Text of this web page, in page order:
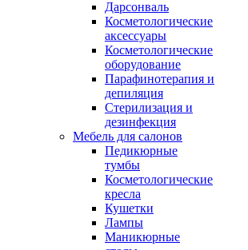
Дарсонваль
Косметологические
аксессуары
Косметологические
оборудование
Парафинотерапия и
депиляция
Стерилизация и
дезинфекция
Мебель для салонов
Педикюрные
тумбы
Косметологические
кресла
Кушетки
Лампы
Маникюрные